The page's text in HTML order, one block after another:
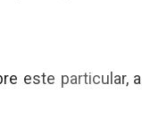
este particular, a